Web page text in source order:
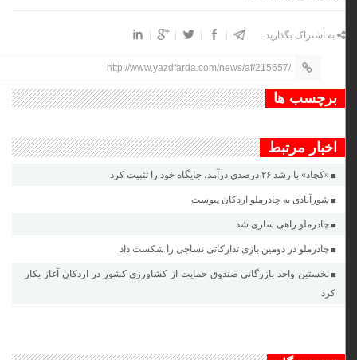
به اشتراک بگذارید :
http://www.yazdfarda.com/news/af/215657/
برچسب ها
اخبار مرتبط
«کچاد» با رشد ۲۶ درصدی درآمد، جایگاه خود را تثبیت کرد
شورآبادی به چادرملو اردکان پیوست
چادرملو راهی ساری شد
چادرملو در دومین بازی تدارکاتی نساجی را شکست داد
نخستین واحد بازرگانی صندوق حمایت از کشاورزی کشور در اردکان آغاز بکار
کرد